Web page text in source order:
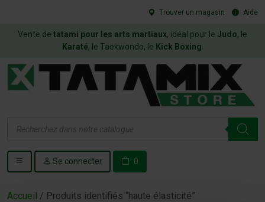
Trouver un magasin Aide
Vente de tatami pour les arts martiaux, idéal pour le Judo, le
Karaté, le Taekwondo, le Kick Boxing
de
Se connecter 0
Accueil / Produits identifiés “haute élasticité”